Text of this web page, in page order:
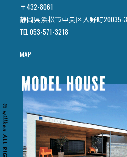
〒432-8061
静岡県浜松市中央区入野町20035-3
TEL 053-571-3218
MAP